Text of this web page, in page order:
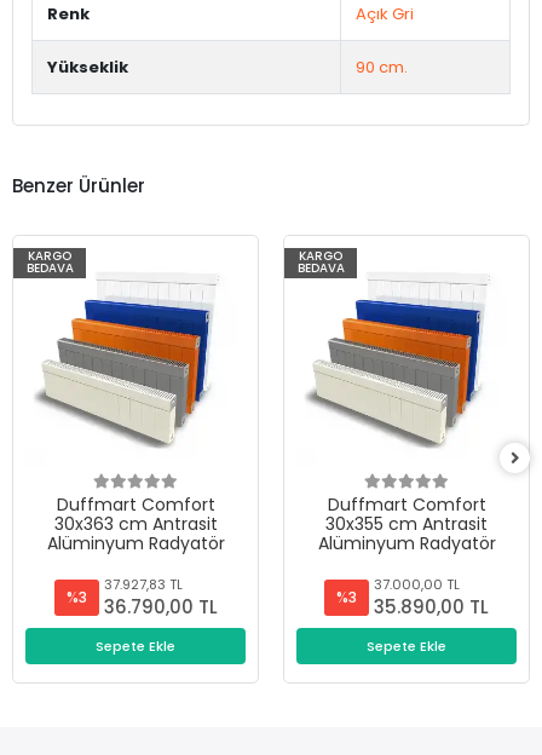
Renk Açık Gri
Yükseklik 90 cm.
Benzer Ürünler
KARGO
BEDAVA
Duffmart Comfort
30x363 cm Antrasit
Alüminyum Radyatör
%3
37.927,83 TL
36.790,00 TL
Sepete Ekle
KARGO
BEDAVA
Duffmart Comfort
30x355 cm Antrasit
Alüminyum Radyatör
%3
37.000,00 TL
35.890,00 TL
Sepete Ekle